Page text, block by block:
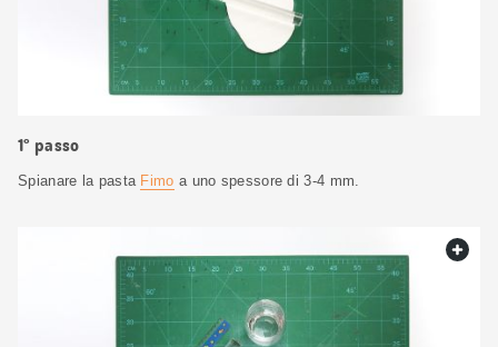
1° passo
Spianare la pasta Fimo a uno spessore di 3-4 mm.